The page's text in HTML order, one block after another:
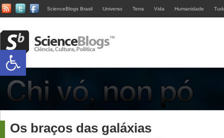
ScienceBlogs Brasil Universo Terra Vida Humanidade
Os braços das galáxias
Abrir a barra de ferramentas